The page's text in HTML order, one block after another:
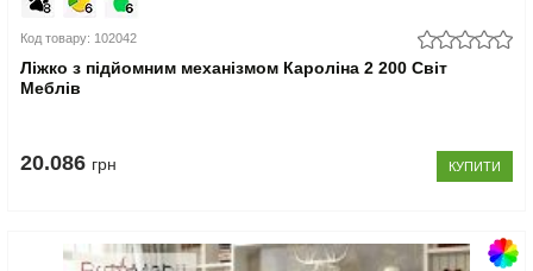
Код товару: 102042
Ліжко з підйомним механізмом Кароліна 2 200 Світ
Меблів
20.086 грн КУПИТИ